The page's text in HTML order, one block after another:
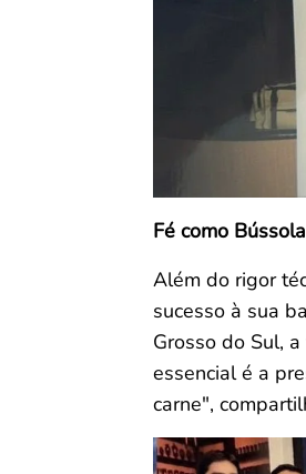
Fé como Bússola
Além do rigor
sucesso à sua
Grosso do Sul,
essencial é a
carne",